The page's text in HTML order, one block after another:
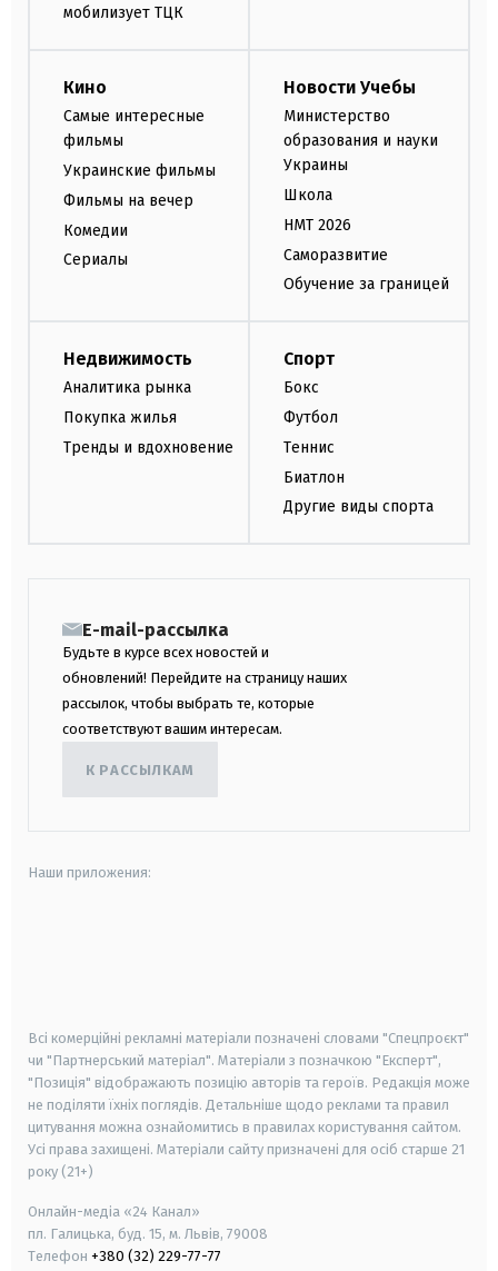
мобилизует ТЦК
Кино
Самые интересные
фильмы
Украинские фильмы
Фильмы на вечер
Комедии
Сериалы
Новости Учебы
Министерство
образования и науки
Украины
Школа
НМТ 2026
Саморазвитие
Обучение за границей
Недвижимость
Аналитика рынка
Покупка жилья
Тренды и вдохновение
Спорт
Бокс
Футбол
Теннис
Биатлон
Другие виды спорта
E-mail-рассылка
Будьте в курсе всех новостей и
обновлений! Перейдите на страницу наших
рассылок, чтобы выбрать те, которые
соответствуют вашим интересам.
К РАССЫЛКАМ
Наши приложения:
Всі комерційні рекламні матеріали позначені словами "Спецпроєкт"
чи "Партнерський матеріал". Матеріали з позначкою "Експерт",
"Позиція" відображають позицію авторів та героїв. Редакція може
не поділяти їхніх поглядів. Детальніше щодо реклами та правил
цитування можна ознайомитись в правилах користування сайтом.
Усі права захищені. Матеріали сайту призначені для осіб старше 21
року (21+)
Онлайн-медіа «24 Канал»
пл. Галицька, буд. 15, м. Львів, 79008
Телефон +380 (32) 229-77-77